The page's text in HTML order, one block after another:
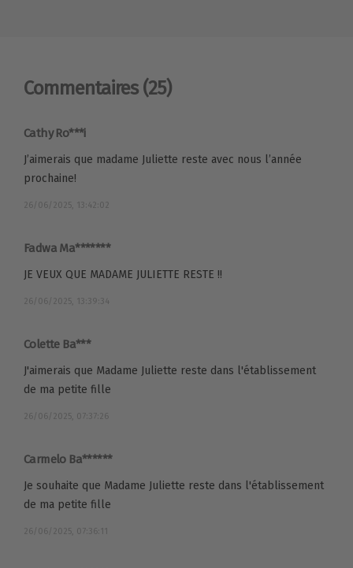
Commentaires (25)
Cathy Ro***i
J’aimerais que madame Juliette reste avec nous l’année
prochaine!
26/06/2025, 13:42:02
Fadwa Ma*******
JE VEUX QUE MADAME JULIETTE RESTE !!
26/06/2025, 13:39:34
Colette Ba***
J'aimerais que Madame Juliette reste dans l'établissement
de ma petite fille
26/06/2025, 07:37:26
Carmelo Ba******
Je souhaite que Madame Juliette reste dans l'établissement
de ma petite fille
26/06/2025, 07:36:11